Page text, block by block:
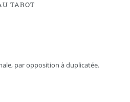
TAROT
par opposition à duplicatée.